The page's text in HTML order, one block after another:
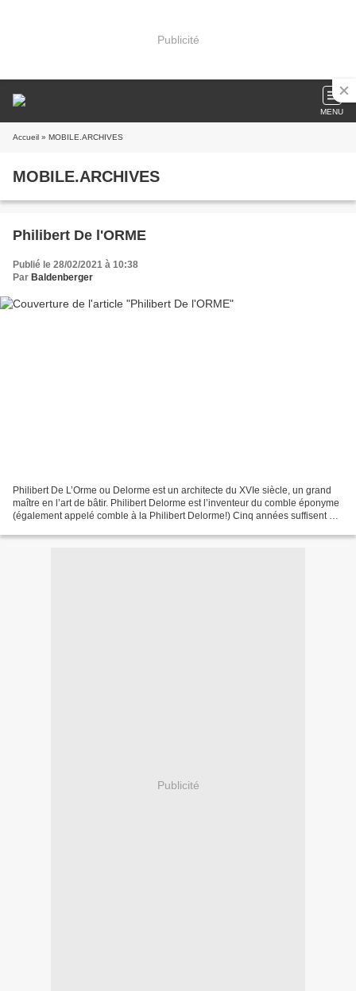
Publicité
MENU
Accueil » MOBILE.ARCHIVES
MOBILE.ARCHIVES
Philibert De l'ORME
Publié le 28/02/2021 à 10:38
Par Baldenberger
Philibert De L’Orme ou Delorme est un architecte du XVIe siècle, un grand
maître en l’art de bâtir. Philibert Delorme est l’inventeur du comble éponyme
(également appelé comble à la Philibert Delorme!) Cinq années suffisent à
Publicité